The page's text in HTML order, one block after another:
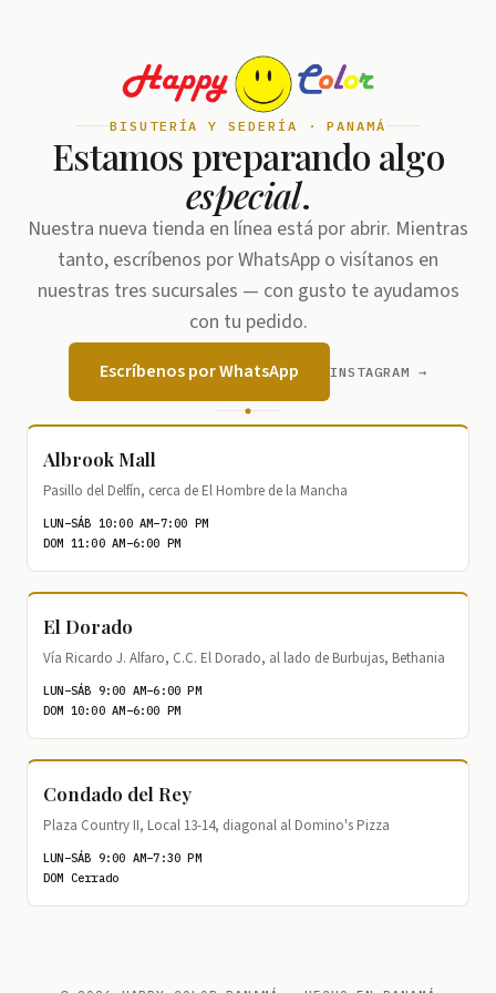
BISUTERÍA Y SEDERÍA · PANAMÁ
Estamos preparando algo
especial.
Nuestra nueva tienda en línea está por abrir. Mientras
tanto, escríbenos por WhatsApp o visítanos en
nuestras tres sucursales — con gusto te ayudamos
con tu pedido.
Escríbenos por WhatsApp INSTAGRAM →
Albrook Mall
Pasillo del Delfín, cerca de El Hombre de la Mancha
LUN–SÁB 10:00 AM–7:00 PM
DOM 11:00 AM–6:00 PM
El Dorado
Vía Ricardo J. Alfaro, C.C. El Dorado, al lado de Burbujas, Bethania
LUN–SÁB 9:00 AM–6:00 PM
DOM 10:00 AM–6:00 PM
Condado del Rey
Plaza Country II, Local 13-14, diagonal al Domino's Pizza
LUN–SÁB 9:00 AM–7:30 PM
DOM Cerrado